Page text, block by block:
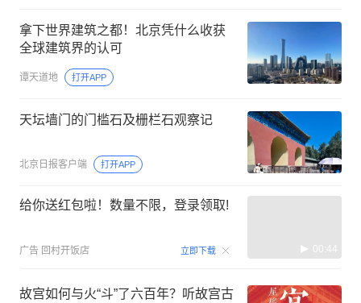
拿下世界建筑之都！北京凭什么收获
全球建筑界的认可
谭天道地 打开APP
天坛墙门的门槛石及栅栏石观察记
北京日报客户端 打开APP
给你送红包啦！数量不限，登录领取!
广告 回村开饭店 立即下载 00:44
故宫如何与火“斗”了六百年？听故宫古